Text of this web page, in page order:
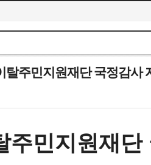
탈주민지원재단 국정감사
주민지원재단